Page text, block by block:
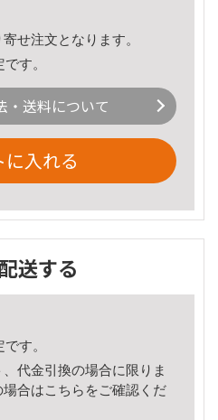
せ注文となります。
す。
・送料について
に入れる
配送する
す。
代金引換の場合に限りま
合はこちら をご確認くだ